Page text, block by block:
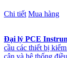
Chi tiết Mua hàng
Đại lý PCE
cầu các thiết bị
cân và hệ thống